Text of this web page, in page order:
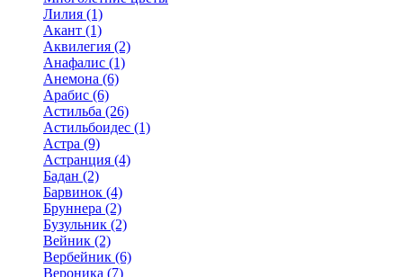
Лилия (1)
Акант (1)
Аквилегия (2)
Анафалис (1)
Анемона (6)
Арабис (6)
Астильба (26)
Астильбоидес (1)
Астра (9)
Астранция (4)
Бадан (2)
Барвинок (4)
Бруннера (2)
Бузульник (2)
Вейник (2)
Вербейник (6)
Вероника (7)